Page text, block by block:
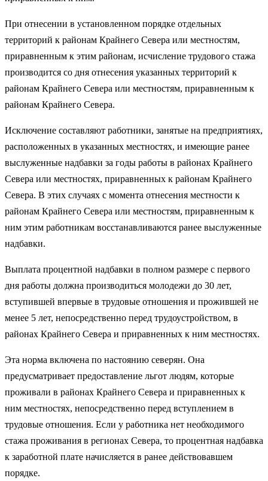
При отнесении в установленном порядке отдельных
территорий к районам Крайнего Севера или местностям,
приравненным к этим районам, исчисление трудового стажа
производится со дня отнесения указанных территорий к
районам Крайнего Севера или местностям, приравненным к
районам Крайнего Севера.
Исключение составляют работники, занятые на предприятиях,
расположенных в указанных местностях, и имеющие ранее
выслуженные надбавки за годы работы в районах Крайнего
Севера или местностях, приравненных к районам Крайнего
Севера. В этих случаях с момента отнесения местности к
районам Крайнего Севера или местностям, приравненным к
ним этим работникам восстанавливаются ранее выслуженные
надбавки.
Выплата процентной надбавки в полном размере с первого
дня работы должна производиться молодежи до 30 лет,
вступившей впервые в трудовые отношения и прожившей не
менее 5 лет, непосредственно перед трудоустройством, в
районах Крайнего Севера и приравненных к ним местностях.
Эта норма включена по настоянию северян. Она
предусматривает предоставление льгот людям, которые
проживали в районах Крайнего Севера и приравненных к
ним местностях, непосредственно перед вступлением в
трудовые отношения. Если у работника нет необходимого
стажа проживания в регионах Севера, то процентная надбавка
к заработной плате начисляется в ранее действовавшем
порядке.